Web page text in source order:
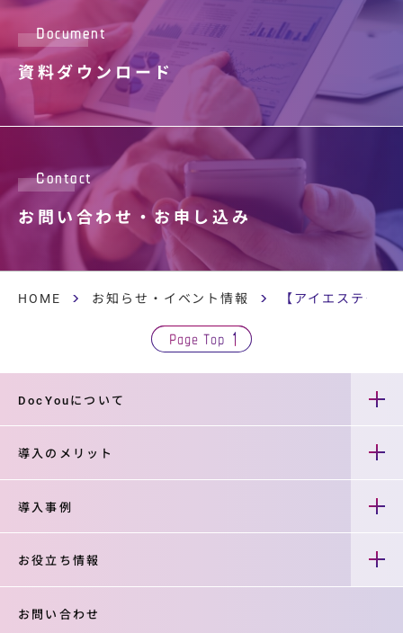
Document
資料ダウンロード
Contact
お問い合わせ・お申し込み
HOME お知らせ・イベント情報 【アイエステク
Page Top
DocYouについて
導入のメリット
導入事例
お役立ち情報
お問い合わせ